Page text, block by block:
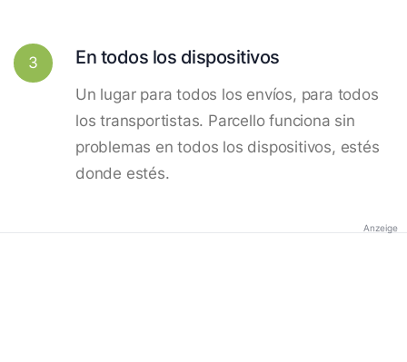
3 En todos los dispositivos
Un lugar para todos los envíos, para todos
los transportistas. Parcello funciona sin
problemas en todos los dispositivos, estés
donde estés.
Anzeige